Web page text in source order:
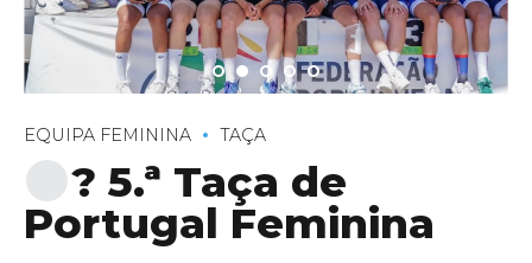
EQUIPA FEMININA TAÇA
? 5.ª Taça de
Portugal Feminina